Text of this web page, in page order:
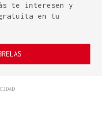
te interesen y
en tu